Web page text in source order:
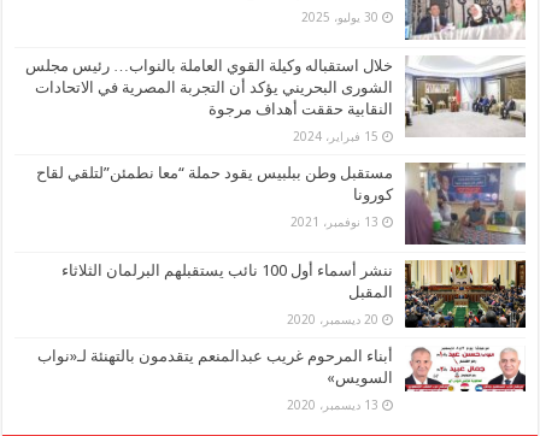
30 يوليو، 2025
خلال استقباله وكيلة القوي العاملة بالنواب… رئيس مجلس
الشورى البحريني يؤكد أن التجربة المصرية في الاتحادات
النقابية حققت أهداف مرجوة
15 فبراير، 2024
مستقبل وطن ببلبيس يقود حملة “معا نطمئن”لتلقي لقاح
كورونا
13 نوفمبر، 2021
ننشر أسماء أول 100 نائب يستقبلهم البرلمان الثلاثاء
المقبل
20 ديسمبر، 2020
أبناء المرحوم غريب عبدالمنعم يتقدمون بالتهنئة لـ«نواب
السويس»
13 ديسمبر، 2020